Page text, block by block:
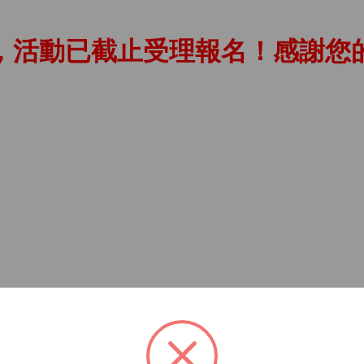
活動已截止受理報名！感謝您